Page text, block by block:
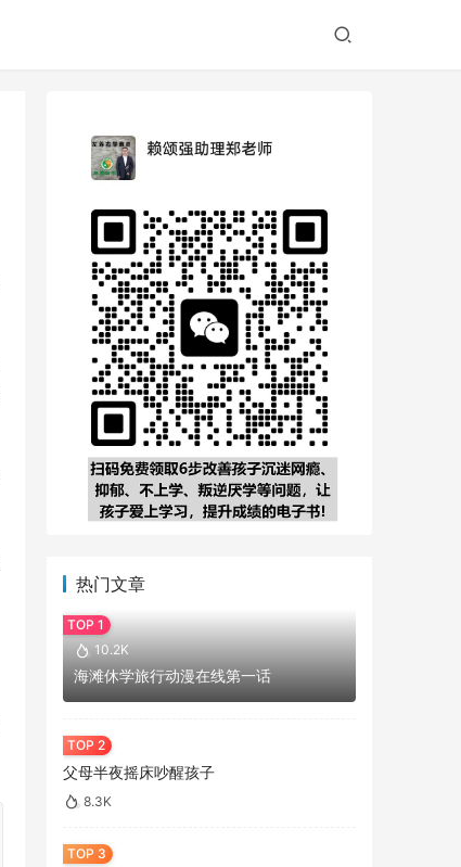
热门文章
10.2K
海滩休学旅行动漫在线第一话
父母半夜摇床吵醒孩子
8.3K